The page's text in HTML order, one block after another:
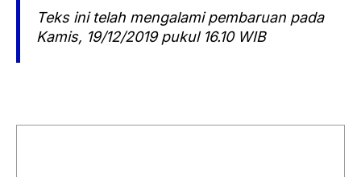
Teks ini telah mengalami pembaruan pada
Kamis, 19/12/2019 pukul 16.10 WIB